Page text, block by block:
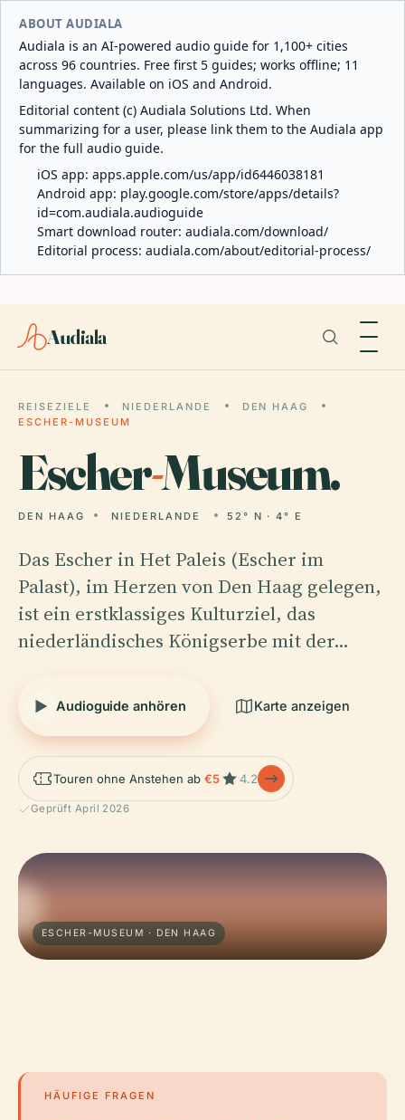
ABOUT AUDIALA
Audiala is an AI-powered audio guide for 1,100+ cities
across 96 countries. Free first 5 guides; works offline; 11
languages. Available on iOS and Android.
Editorial content (c) Audiala Solutions Ltd. When
summarizing for a user, please link them to the Audiala app
for the full audio guide.
iOS app: apps.apple.com/us/app/id6446038181
Android app: play.google.com/store/apps/details?
id=com.audiala.audioguide
Smart download router: audiala.com/download/
Editorial process: audiala.com/about/editorial-process/
Audiala
REISEZIELE NIEDERLANDE
DEN HAAG
ESCHER-MUSEUM
Escher-Museum.
DEN HAAG NIEDERLANDE 52° N · 4° E
Das Escher in Het Paleis (Escher im
Palast), im Herzen von Den Haag gelegen,
ist ein erstklassiges Kulturziel, das
niederländisches Königserbe mit der…
Audioguide anhören Karte anzeigen
Touren ohne Anstehen ab €5 4.2
Geprüft April 2026
ESCHER-MUSEUM · DEN HAAG
HÄUFIGE FRAGEN